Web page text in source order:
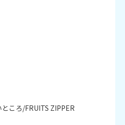
ころ/FRUITS ZIPPER